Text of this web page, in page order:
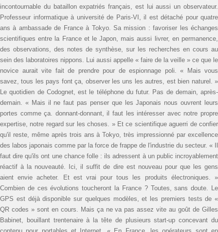
incontournable du bataillon expatriés français, est lui aussi un observateur.
Professeur informatique à université de Paris-VI, il est détaché pour quatre
ans à ambassade de France à Tokyo. Sa mission : favoriser les échanges
scientifiques entre la France et le Japon, mais aussi livrer, en permanence,
des observations, des notes de synthèse, sur les recherches en cours au
sein des laboratoires nippons. Lui aussi appelle « faire de la veille » ce que le
novice aurait vite fait de prendre pour de espionnage poli. « Mais vous
savez, tous les pays font ça, observer les uns les autres, est bien naturel. »
Le quotidien de Codognet, est le téléphone du futur. Pas de demain, après-
demain. « Mais il ne faut pas penser que les Japonais nous ouvrent leurs
portes comme ça. donnant-donnant, il faut les intéresser avec notre propre
expertise, notre regard sur les choses. » Et ce scientifique aguerri de confier
qu'il reste, même après trois ans à Tokyo, très impressionné par excellence
des labos japonais comme par la force de frappe de l'industrie du secteur. « Il
faut dire qu'ils ont une chance folle : ils adressent à un public incroyablement
réactif à la nouveauté. Ici, il suffit de dire est nouveau pour que les gens
aient envie acheter. Et est vrai pour tous les produits électroniques. »
Combien de ces évolutions toucheront la France ? Toutes, sans doute. Le
GPS est déjà disponible sur quelques modèles, et les premiers tests de «
QR codes » sont en cours. Mais ça ne va pas assez vite au goût de Gilles
Babinet, bouillant trentenaire à la tête de plusieurs start-up concevant du